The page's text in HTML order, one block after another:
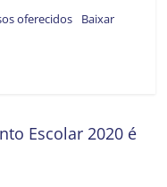
oferecidos Baixar
Escolar 2020 é